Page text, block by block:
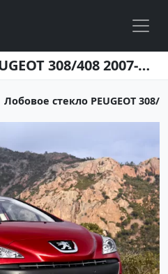
Лобовое стекло PEUGEOT 308/408 2007-2015 Краснодар
Лобовое стекло PEUGEOT 308/